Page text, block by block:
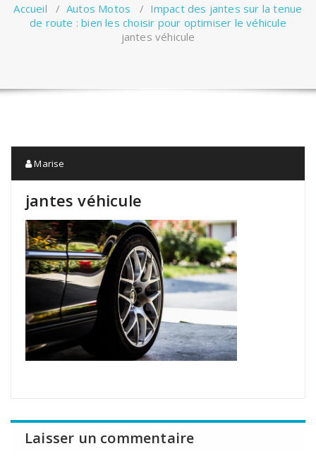
Accueil /Autos Motos / Impact des jantes sur la tenue
de route : bien les choisir pour optimiser le véhicule
jantes véhicule
Marise
jantes véhicule
Laisser un commentaire